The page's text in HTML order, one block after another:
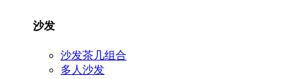
沙发
沙发茶几组合
多人沙发